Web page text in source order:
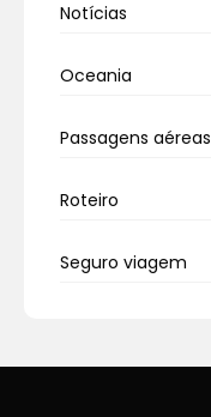
Notícias
Oceania
Passagens aéreas
Roteiro
Seguro viagem